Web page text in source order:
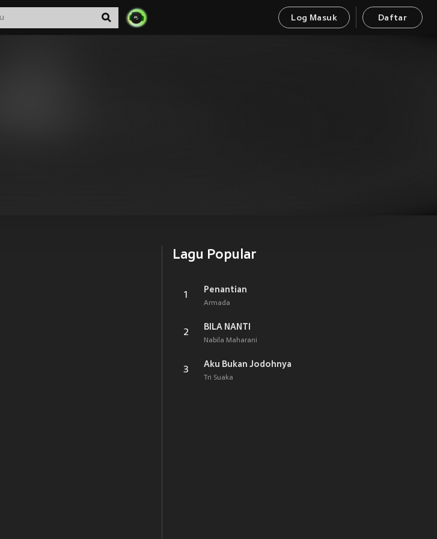
Log Masuk Daftar
Lagu Popular
1
Penantian
Armada
2
BILA NANTI
Nabila Maharani
3
Aku Bukan Jodohnya
Tri Suaka